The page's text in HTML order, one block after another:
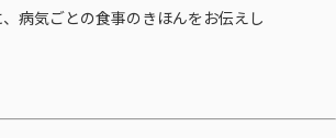
病気ごとの食事のきほんをお伝えし